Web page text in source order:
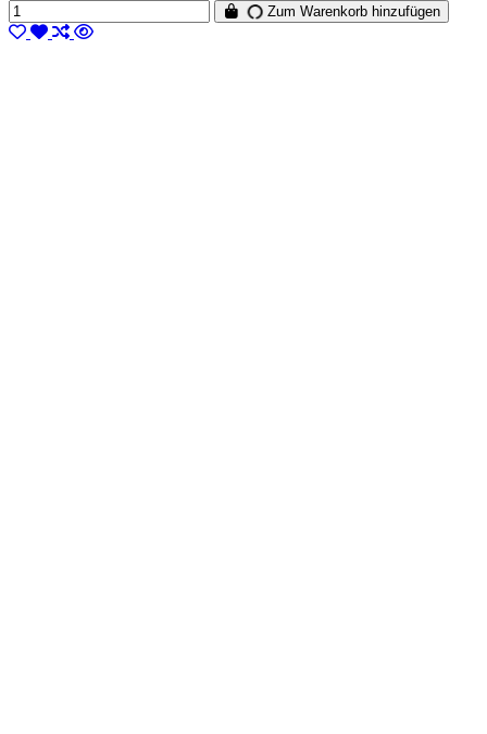
Zum Warenkorb hinzufügen